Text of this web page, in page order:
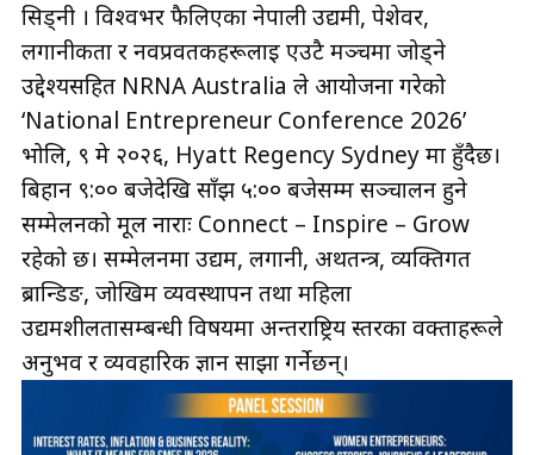
सिड्नी । विश्वभर फैलिएका नेपाली उद्यमी, पेशेवर,
लगानीकर्ता र नवप्रवर्तकहरूलाई एउटै मञ्चमा जोड्ने
उद्देश्यसहित NRNA Australia ले आयोजना गरेको
‘National Entrepreneur Conference 2026’
भोलि, ९ मे २०२६, Hyatt Regency Sydney मा हुँदैछ।
बिहान ९:०० बजेदेखि साँझ ५:०० बजेसम्म सञ्चालन हुने
सम्मेलनको मूल नाराः Connect – Inspire – Grow
रहेको छ। सम्मेलनमा उद्यम, लगानी, अर्थतन्त्र, व्यक्तिगत
ब्रान्डिङ, जोखिम व्यवस्थापन तथा महिला
उद्यमशीलतासम्बन्धी विषयमा अन्तर्राष्ट्रिय स्तरका वक्ताहरूले
अनुभव र व्यवहारिक ज्ञान साझा गर्नेछन्।